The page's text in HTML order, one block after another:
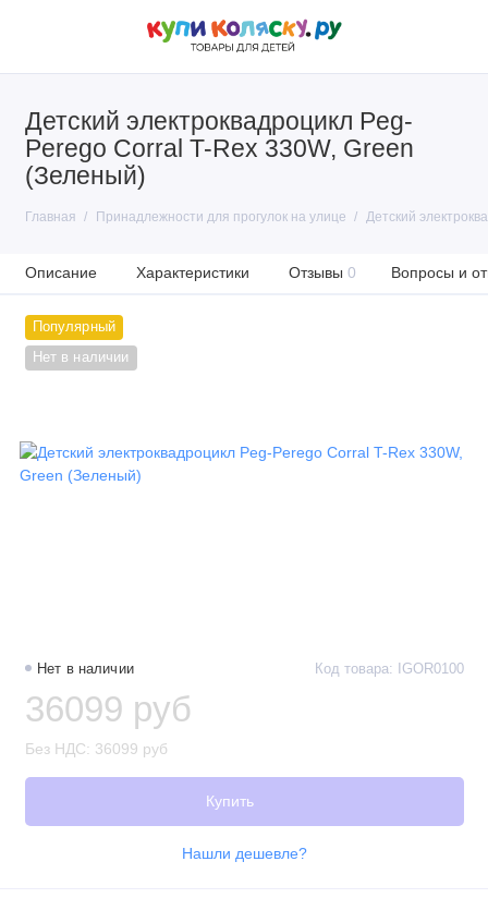
Детский электроквадроцикл Peg-
Perego Corral T-Rex 330W, Green
(Зеленый)
Главная Принадлежности для прогулок на улице Детский
Описание Характеристики Отзывы 0 Вопросы и
Популярный
Нет в наличии
Нет в наличии Код товара: IGOR0100
36099 руб
Без НДС: 36099 руб
Купить
Нашли дешевле?